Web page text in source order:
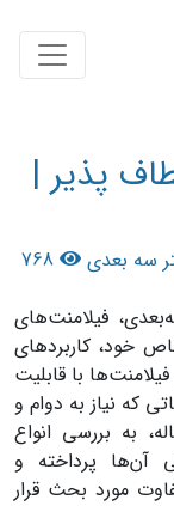
پذیر |
سه‌ بعدی
فیلامنت‌های
خود، کاربردهای
با قابلیت
که نیاز به دوام و
به بررسی انواع
آن‌ها پرداخته و
مورد بحث قرار